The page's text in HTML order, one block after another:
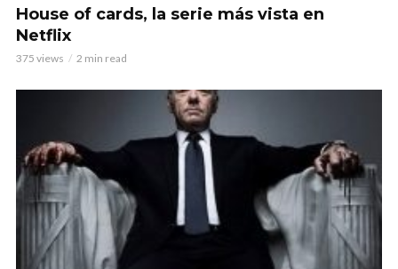
House of cards, la serie más vista en
Netflix
375 views 2 min read